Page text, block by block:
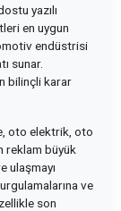
yazılı
en uygun
endüstrisi
sunar.
bilinçli karar
oto elektrik, oto
reklam büyük
ulaşmayı
ve
son